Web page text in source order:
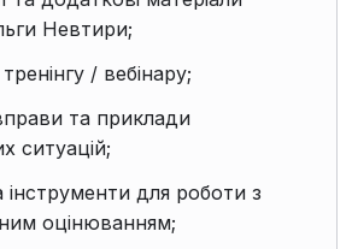
Невтири;
/ вебінару;
та приклади
ситуацій;
для роботи з
оцінюванням;